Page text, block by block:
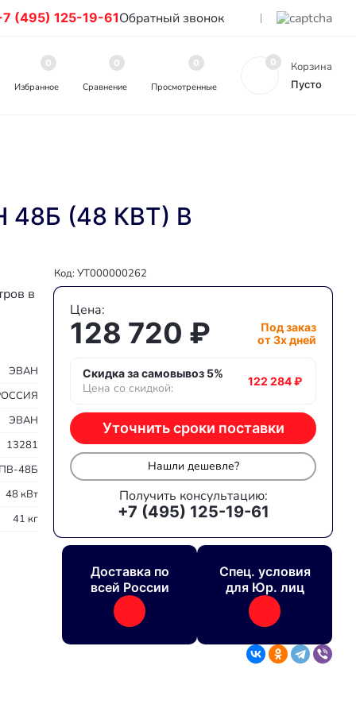
(495) 125-19-61Обратный звонок
Избранное
0
Сравнение
0
Просмотренные
0 0 Корзина
Пусто
(48 КВТ) В
в
ЭВАН
ЭВАН
13281
48Б
48 кВт
41 кг
Код: УТ000000262
Цена:
Под заказ
от 3х дней
128 720 ₽
Скидка за самовывоз 5%
Цена со скидкой: 122 284₽
Уточнить сроки поставки
Нашли дешевле?
Получить консультацию:
+7 (495) 125-19-61
Доставка по
всей России
Спец. условия
для Юр. лиц